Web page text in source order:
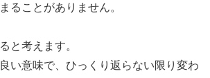
ることがありません。
と考えます。
い意味で、ひっくり返らない限り変わ